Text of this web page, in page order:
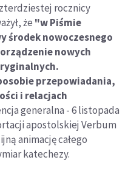
rocznicy
że "w Piśmie
środek nowoczesnego
nowych
przepowiadania,
i relacjach
generalna - 6 listopada
apostolskiej Verbum
animację całego
katechezy.